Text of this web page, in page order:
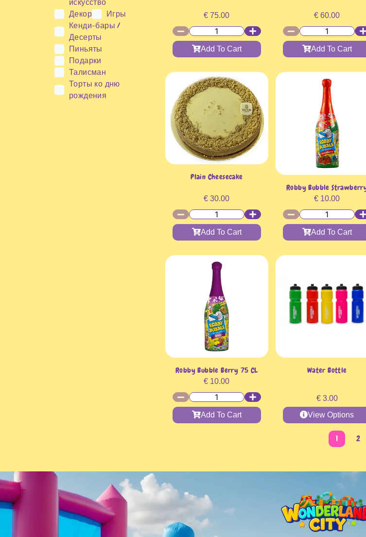
искусство
Декор
Игры
Кенди-бары /
Десерты
Пиньяты
Подарки
Талисман
Торты ко дню
рождения
€ 75.00
Add To Cart
€ 60.00
Add To Cart
Plain Cheesecake
€ 30.00
Add To Cart
Robby Bubble
€ 10.00
Add To Cart
Robby Bubble Berry 75 CL
€ 10.00
Add To Cart
Water Bottle
€3.00
View Options
1 2